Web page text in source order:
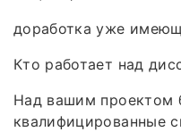
доработка уже
Кто работает над
Над вашим проектом
квалифицированные